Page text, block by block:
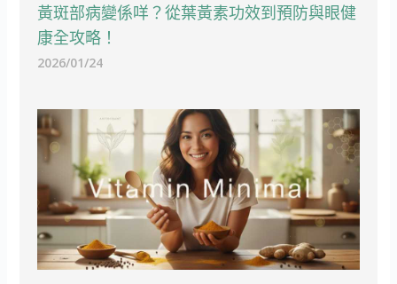
黃斑部病變係咩？從葉黃素功效到預防與眼健
康全攻略！
2026/01/24